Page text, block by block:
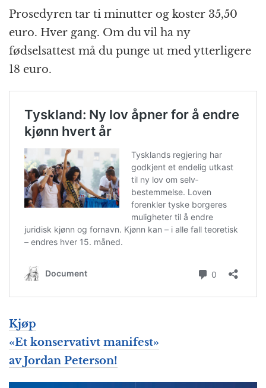
Prosedyren tar ti minutter og koster 35,50
euro. Hver gang. Om du vil ha ny
fødselsattest må du punge ut med ytterligere
18 euro.
Kjøp
«Et konservativt manifest»
av Jordan Peterson!